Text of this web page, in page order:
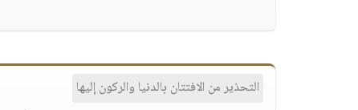
التحذير من الافتتان بالدنيا والركون إليها